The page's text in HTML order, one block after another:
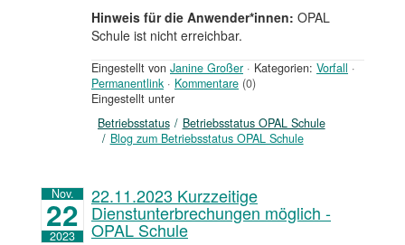
Hinweis für die Anwender*innen: OPAL
Schule ist nicht erreichbar.
Eingestellt von Janine Großer · Kategorien: Vorfall ·
Permanentlink · Kommentare (0)
Eingestellt unter
Betriebsstatus
Betriebsstatus OPAL Schule
Blog zum Betriebsstatus OPAL Schule
Nov.
22
2023
22.11.2023 Kurzzeitige
Dienstunterbrechungen möglich -
OPAL Schule